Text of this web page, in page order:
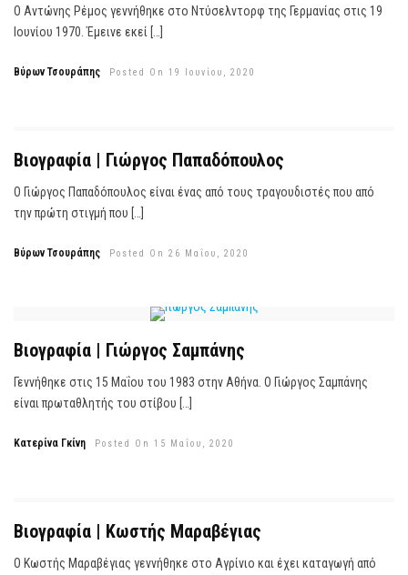
Ο Αντώνης Ρέμος γεννήθηκε στο Ντύσελντορφ της Γερμανίας στις 19
Ιουνίου 1970. Έμεινε εκεί […]
Βύρων Τσουράπης Posted On 19 Ιουνίου, 2020
Βιογραφία | Γιώργος Παπαδόπουλος
Ο Γιώργος Παπαδόπουλος είναι ένας από τους τραγουδιστές που από
την πρώτη στιγμή που […]
Βύρων Τσουράπης Posted On 26 Μαΐου, 2020
Βιογραφία | Γιώργος Σαμπάνης
Γεννήθηκε στις 15 Μαΐου του 1983 στην Αθήνα. Ο Γιώργος Σαμπάνης
είναι πρωταθλητής του στίβου […]
Κατερίνα Γκίνη Posted On 15 Μαΐου, 2020
Βιογραφία | Κωστής Μαραβέγιας
Ο Κωστής Μαραβέγιας γεννήθηκε στο Αγρίνιο και έχει καταγωγή από